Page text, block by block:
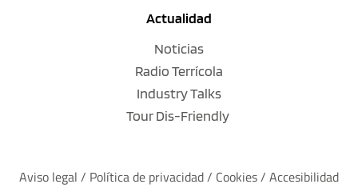
Actualidad
Noticias
Radio Terrícola
Industry Talks
Tour Dis-Friendly
Aviso legal / Política de privacidad / Cookies / Accesibilidad